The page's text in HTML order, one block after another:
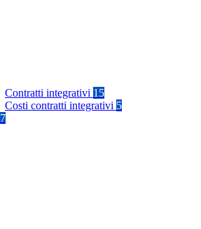
Contratti integrativi 15
Costi contratti integrativi 5
7